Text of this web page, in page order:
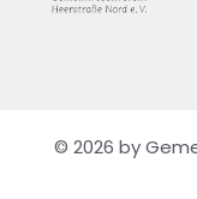
© 2026 by